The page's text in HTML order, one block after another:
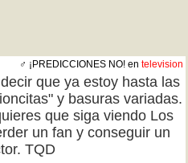
♂ ¡PREDICCIONES NO! en television
que ya estoy hasta las
y basuras variadas.
que siga viendo Los
un fan y conseguir un
TQD